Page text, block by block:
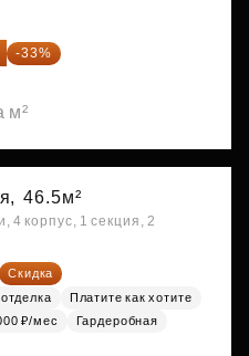
-33%
м²
46.5м²
4 корпус, 1 секция, 2
Скидка
Платите как хотите
₽/мес
Гардеробная